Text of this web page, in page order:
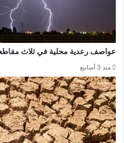
عواصف رعدية محلية في ثلاث
منذ 3 أسابيع